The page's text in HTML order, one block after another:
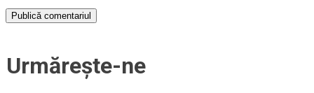
Urmărește-ne